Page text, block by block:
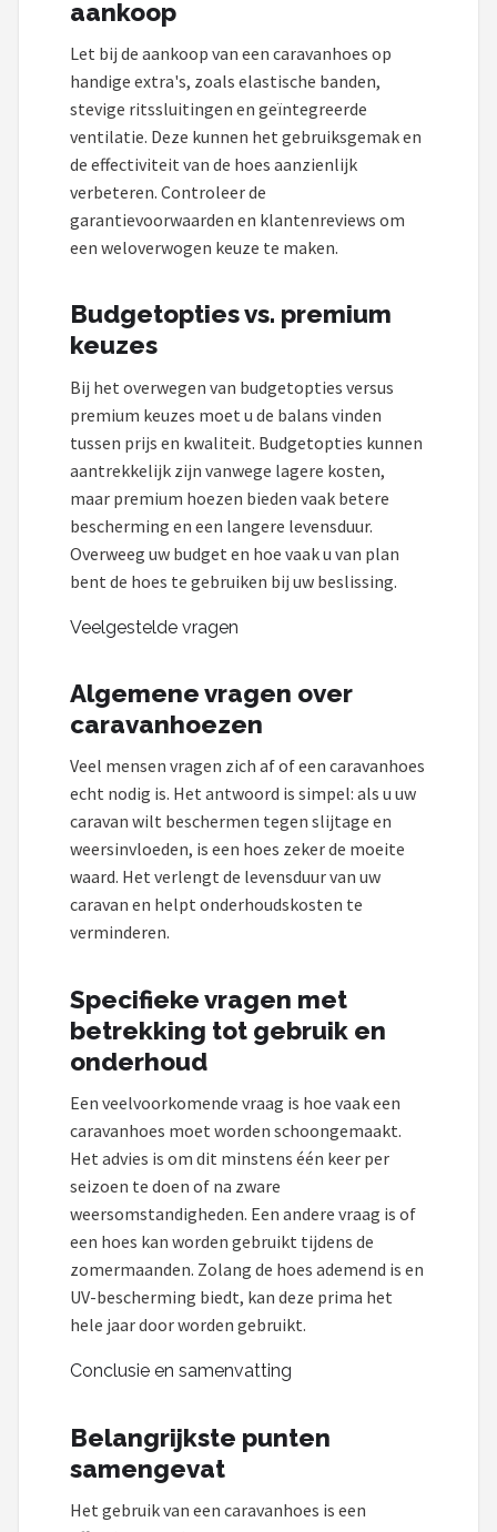
aankoop
Let bij de aankoop van een caravanhoes op
handige extra's, zoals elastische banden,
stevige ritssluitingen en geïntegreerde
ventilatie. Deze kunnen het gebruiksgemak en
de effectiviteit van de hoes aanzienlijk
verbeteren. Controleer de
garantievoorwaarden en klantenreviews om
een weloverwogen keuze te maken.
Budgetopties vs. premium
keuzes
Bij het overwegen van budgetopties versus
premium keuzes moet u de balans vinden
tussen prijs en kwaliteit. Budgetopties kunnen
aantrekkelijk zijn vanwege lagere kosten,
maar premium hoezen bieden vaak betere
bescherming en een langere levensduur.
Overweeg uw budget en hoe vaak u van plan
bent de hoes te gebruiken bij uw beslissing.
Veelgestelde vragen
Algemene vragen over
caravanhoezen
Veel mensen vragen zich af of een caravanhoes
echt nodig is. Het antwoord is simpel: als u uw
caravan wilt beschermen tegen slijtage en
weersinvloeden, is een hoes zeker de moeite
waard. Het verlengt de levensduur van uw
caravan en helpt onderhoudskosten te
verminderen.
Specifieke vragen met
betrekking tot gebruik en
onderhoud
Een veelvoorkomende vraag is hoe vaak een
caravanhoes moet worden schoongemaakt.
Het advies is om dit minstens één keer per
seizoen te doen of na zware
weersomstandigheden. Een andere vraag is of
een hoes kan worden gebruikt tijdens de
zomermaanden. Zolang de hoes ademend is en
UV-bescherming biedt, kan deze prima het
hele jaar door worden gebruikt.
Conclusie en samenvatting
Belangrijkste punten
samengevat
Het gebruik van een caravanhoes is een